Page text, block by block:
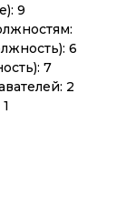
9
6
7
2